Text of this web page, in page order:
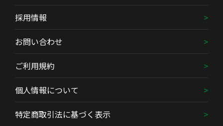
採用情報
お問い合わせ
ご利用規約
個人情報について
特定商取引法に基づく表示